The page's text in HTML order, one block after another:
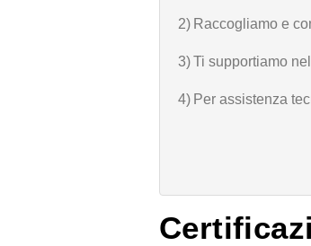
2) Raccogliamo e
3)Ti supportiamo
4) Per assistenza